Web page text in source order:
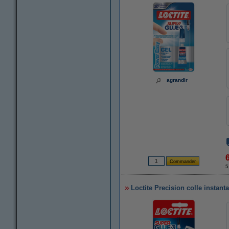
agrandir
Loctite Precision colle